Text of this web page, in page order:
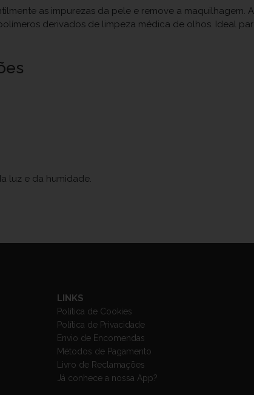
as impurezas da pele e remove a maquilhagem.
derivados de limpeza médica de olhos. Ideal
luz e da humidade.
LINKS
Política de Cookies
Política de Privacidade
Envio de Encomendas
Métodos de Pagamento
Livro de Reclamações
Já conhece a nossa App?